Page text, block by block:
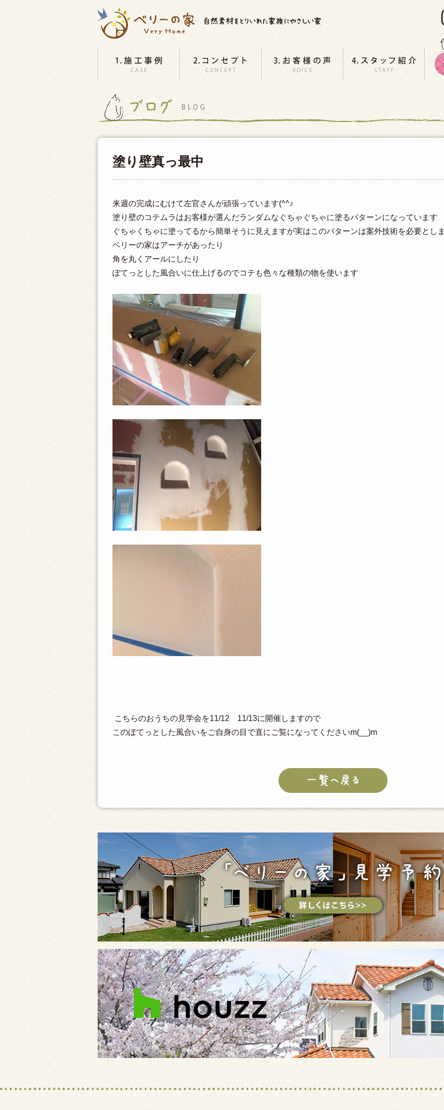
塗り壁真っ最中
来週の完成にむけて左官さんが頑張っています(^^♪
塗り壁のコテムラはお客様が選んだランダムなぐちゃぐちゃに塗るパターンになっています
ぐちゃくちゃに塗ってるから簡単そうに見えますが実はこのパターンは案外技術を必要とし
ベリーの家はアーチがあったり
角を丸くアールにしたり
ぽてっとした風合いに仕上げるのでコテも色々な種類の物を使います
こちらのおうちの見学会を11/12 11/13に開催しますので
このぽてっとした風合いをご自身の目で直にご覧になってくださいm(__)m